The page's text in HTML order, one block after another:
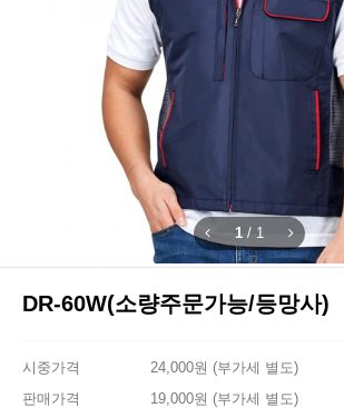
1 / 1
DR-60W(소량주문가능/등망사)
시중가격
24,000원 (부가세 별도)
판매가격
19,000원 (부가세 별도)